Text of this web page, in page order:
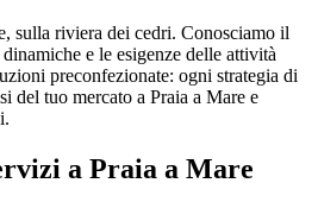
sulla riviera dei cedri. Conosciamo il
e le esigenze delle attività
preconfezionate: ogni strategia di
del tuo mercato a Praia a Mare e
a Praia a Mare